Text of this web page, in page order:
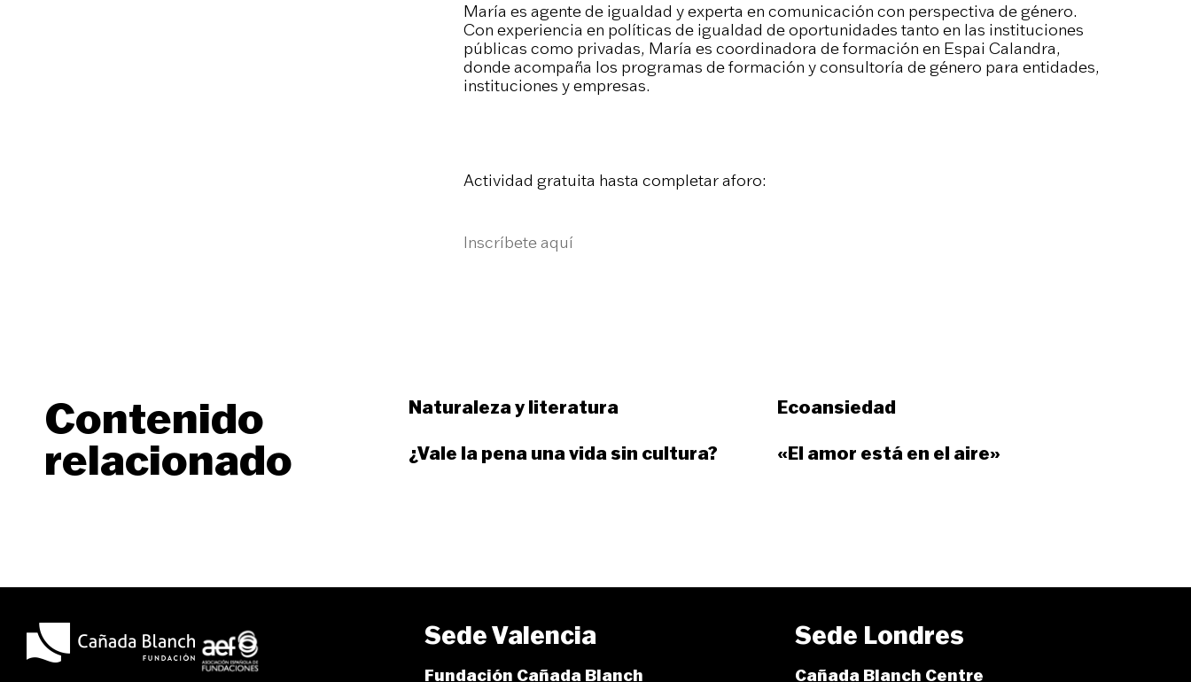
María es agente de igualdad y experta en comunicación con perspectiva de género.
Con experiencia en políticas de igualdad de oportunidades tanto en las instituciones
públicas como privadas, María es coordinadora de formación en Espai Calandra,
donde acompaña los programas de formación y consultoría de género para entidades,
instituciones y empresas.
Actividad gratuita hasta completar aforo:
Inscríbete aquí
Contenido
relacionado
Naturaleza y literatura Ecoansiedad
¿Vale la pena una vida sin cultura? «El amor está en el aire»
Sede Valencia
Fundación Cañada Blanch
Sede Londres
Cañada Blanch Centre